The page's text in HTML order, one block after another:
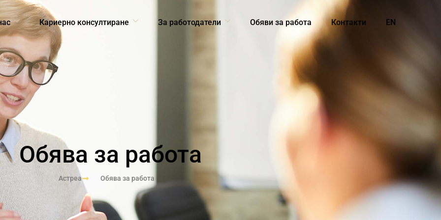
Кариерно консултиране За работодатели Обяви за работа Контакти EN
Обява за работа
Астреа Обява за работа